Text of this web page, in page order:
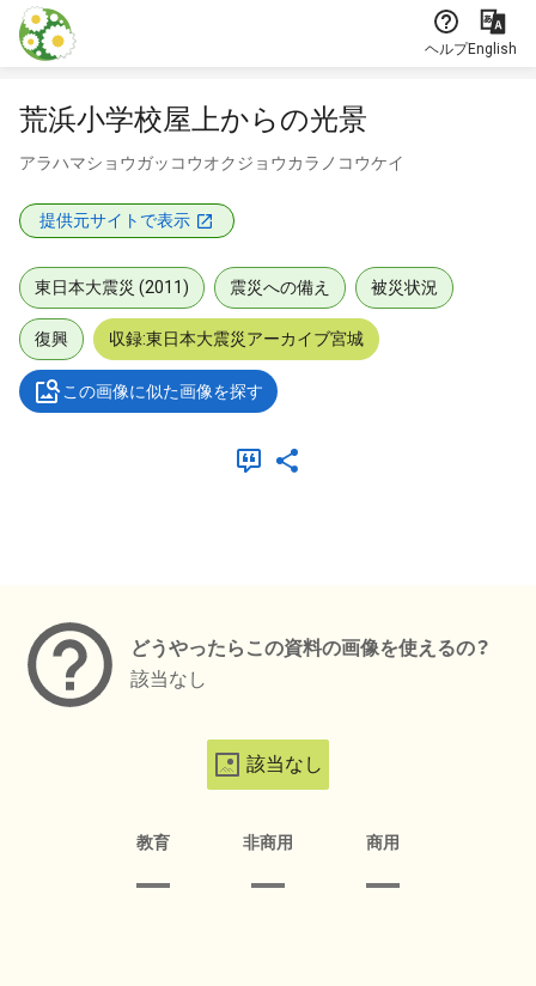
本文に飛ぶ
ヘルプEnglish
荒浜小学校屋上からの光景
アラハマショウガッコウオクジョウカラノコウケイ
提供元サイトで表示
東日本大震災 (2011) 震災への備え 被災状況
復興 収録:東日本大震災アーカイブ宮城
この画像に似た画像を探す
どうやったらこの資料の画像を使えるの？
該当なし
該当なし
教育 非商用 商用